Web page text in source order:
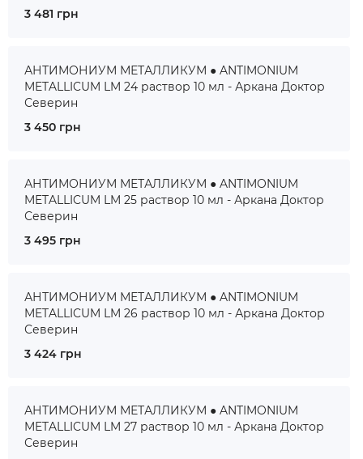
3 481 грн
АНТИМОНИУМ МЕТАЛЛИКУМ ● ANTIMONIUM
METALLICUM LM 24 раствор 10 мл - Аркана Доктор
Северин
3 450 грн
АНТИМОНИУМ МЕТАЛЛИКУМ ● ANTIMONIUM
METALLICUM LM 25 раствор 10 мл - Аркана Доктор
Северин
3 495 грн
АНТИМОНИУМ МЕТАЛЛИКУМ ● ANTIMONIUM
METALLICUM LM 26 раствор 10 мл - Аркана Доктор
Северин
3 424 грн
АНТИМОНИУМ МЕТАЛЛИКУМ ● ANTIMONIUM
METALLICUM LM 27 раствор 10 мл - Аркана Доктор
Северин